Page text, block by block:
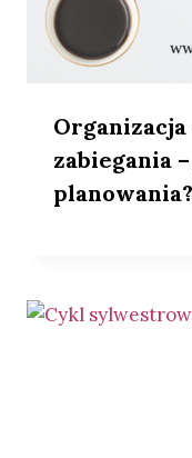
zabiegania
planowania?